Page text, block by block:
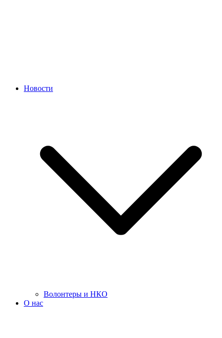
Новости
Волонтеры и НКО
О нас